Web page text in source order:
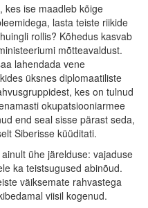
kes ise maadleb kõige
lasta teiste riikide
rollis? Kõhedus kasvab
mõtteavaldust.
lahendada vene
üksnes diplomaatiliste
kes on tulnud
okupatsiooniarmee
end seal sisse pärast seda,
Siberisse küüditati.
ühe järelduse: vajaduse
ka teistsugused abinõud.
väiksemate rahvastega
viisil kogenud.